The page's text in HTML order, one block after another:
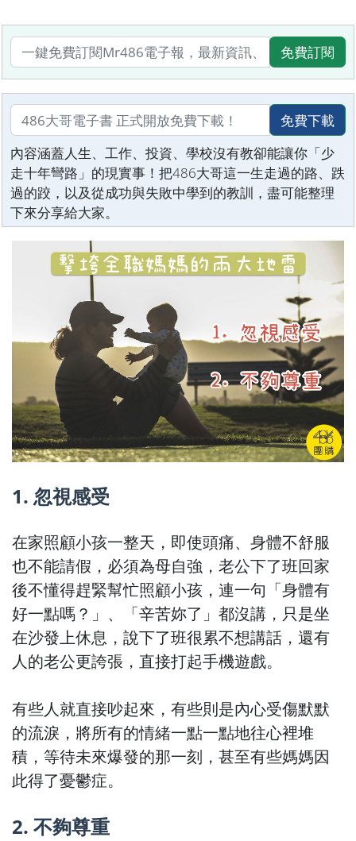
免費訂閱
免費下載
內容涵蓋人生、工作、投資、學校沒有教卻能讓你「少
走十年彎路」的現實事！把486大哥這一生走過的路、跌
過的跤，以及從成功與失敗中學到的教訓，盡可能整理
下來分享給大家。
1. 忽視感受
在家照顧小孩一整天，即使頭痛、身體不舒服
也不能請假，必須為母自強，老公下了班回家
後不懂得趕緊幫忙照顧小孩，連一句「身體有
好一點嗎？」、「辛苦妳了」都沒講，只是坐
在沙發上休息，說下了班很累不想講話，還有
人的老公更誇張，直接打起手機遊戲。
有些人就直接吵起來，有些則是內心受傷默默
的流淚，將所有的情緒一點一點地往心裡堆
積，等待未來爆發的那一刻，甚至有些媽媽因
此得了憂鬱症。
2. 不夠尊重